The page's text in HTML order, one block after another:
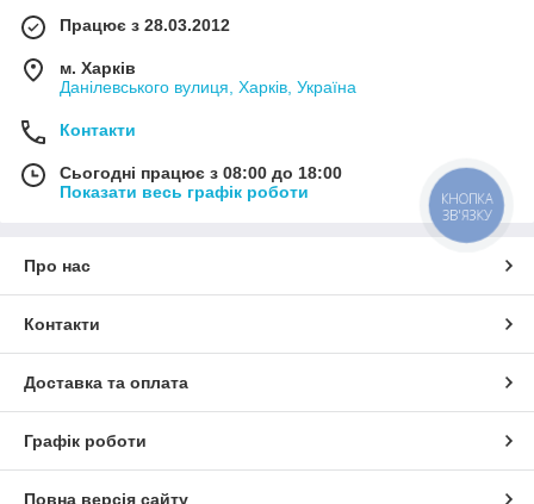
Працює з 28.03.2012
м. Харків
Данілевського вулиця, Харків, Україна
Контакти
Сьогодні працює з 08:00 до 18:00
Показати весь графік роботи
Про нас
Контакти
Доставка та оплата
Графік роботи
Повна версія сайту
КНОПКА
ЗВ'ЯЗКУ